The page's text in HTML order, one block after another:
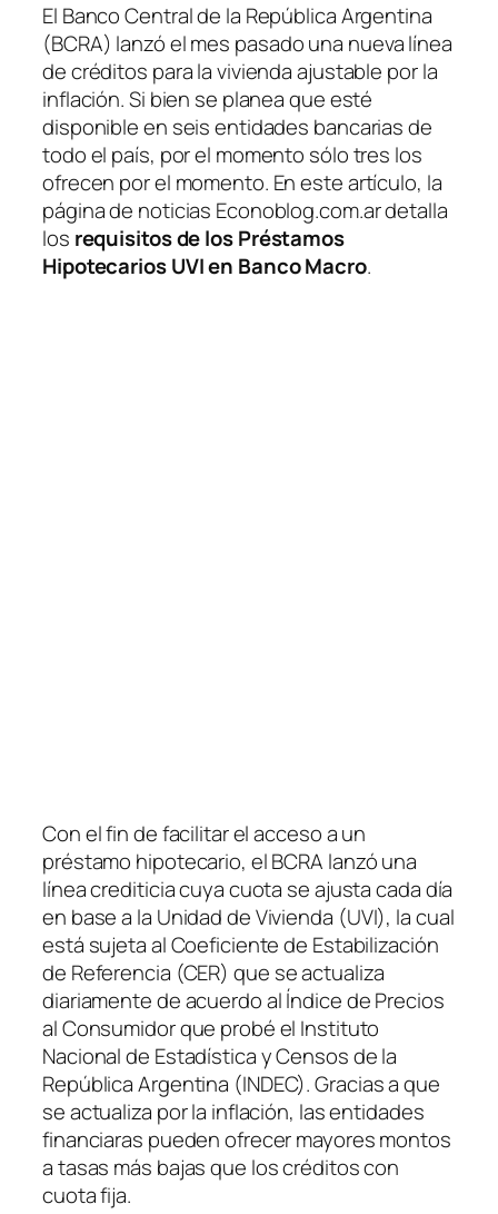
El Banco Central de la República Argentina
(BCRA) lanzó el mes pasado una nueva línea
de créditos para la vivienda ajustable por la
inflación. Si bien se planea que esté
disponible en seis entidades bancarias de
todo el país, por el momento sólo tres los
ofrecen por el momento. En este artículo, la
página de noticias Econoblog.com.ar detalla
los requisitos de los Préstamos
Hipotecarios UVI en Banco Macro.
Con el fin de facilitar el acceso a un
préstamo hipotecario, el BCRA lanzó una
línea crediticia cuya cuota se ajusta cada día
en base a la Unidad de Vivienda (UVI), la cual
está sujeta al Coeficiente de Estabilización
de Referencia (CER) que se actualiza
diariamente de acuerdo al Índice de Precios
al Consumidor que probé el Instituto
Nacional de Estadística y Censos de la
República Argentina (INDEC). Gracias a que
se actualiza por la inflación, las entidades
financiaras pueden ofrecer mayores montos
a tasas más bajas que los créditos con
cuota fija.